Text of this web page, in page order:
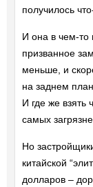
получилось
И она в чем-то
призванное
меньше, и
на заднем
И где же взять
самых
Но
китайской
долларов –